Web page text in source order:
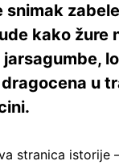
snimak
kako žure
u
stranica istorije